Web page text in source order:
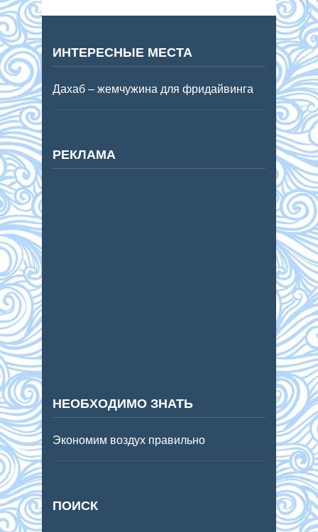
ИНТЕРЕСНЫЕ МЕСТА
Дахаб – жемчужина для фридайвинга
РЕКЛАМА
НЕОБХОДИМО ЗНАТЬ
Экономим воздух правильно
ПОИСК